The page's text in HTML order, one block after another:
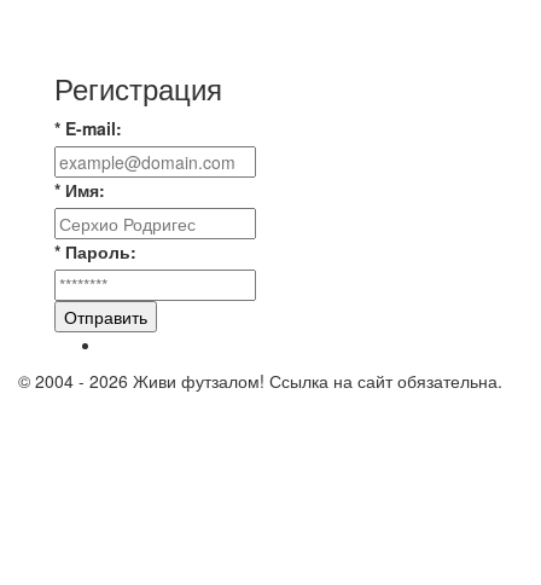
Регистрация
* E-mail:
* Имя:
* Пароль:
Отправить
© 2004 - 2026 Живи футзалом! Ссылка на сайт обязательна.